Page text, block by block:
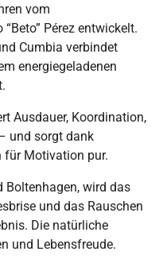
vom
Pérez entwickelt.
Cumbia verbindet
energiegeladenen
Ausdauer, Koordination,
und sorgt dank
für Motivation pur.
Boltenhagen, wird das
und das Rauschen
Die natürliche
und Lebensfreude.